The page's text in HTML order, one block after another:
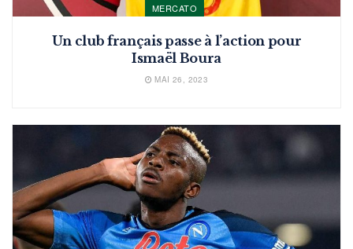
MERCATO
Un club français passe à l’action pour
Ismaël Boura
MAI 26, 2023